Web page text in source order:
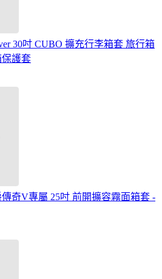
30吋 CUBO 擴充行李箱套 旅行箱
護套
傳奇V專屬 25吋 前開擴容霧面箱套 -